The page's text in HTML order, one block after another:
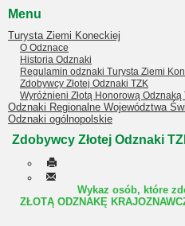
Menu
Turysta Ziemi Koneckiej
O Odznace
Historia Odznaki
Regulamin odznaki Turysta Ziemi
Zdobywcy Złotej Odznaki TZK
Wyróżnieni Złotą Honorową Odznaką
Odznaki Regionalne Województwa
Odznaki ogólnopolskie
Zdobywcy Złotej Odznaki
Wykaz osób, które
ZŁOTĄ ODZNAKĘ